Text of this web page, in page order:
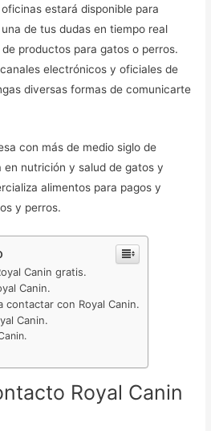
estará disponible para
de tus dudas en tiempo real
productos para gatos o perros.
electrónicos y oficiales de
diversas formas de comunicarte
con más de medio siglo de
nutrición y salud de gatos y
alimentos para pagos y
y perros.
Canin gratis.
Canin.
contactar con Royal Canin.
Canin.
Royal Canin